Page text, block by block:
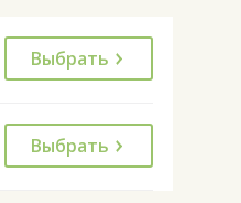
Выбрать
Выбрать